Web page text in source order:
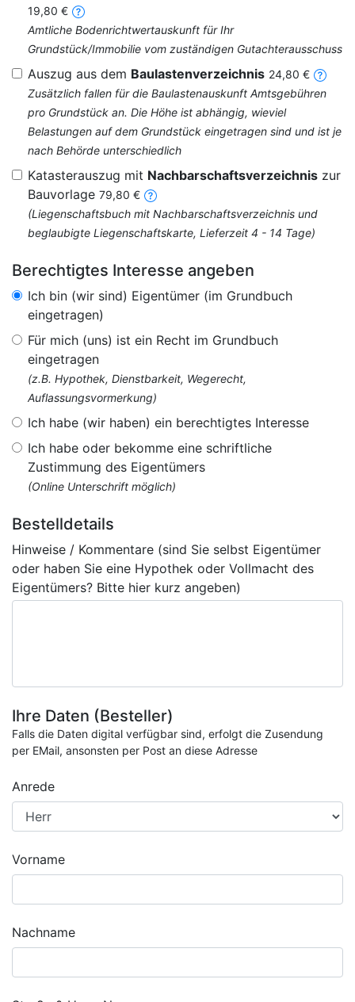
19,80 €
Amtliche Bodenrichtwertauskunft für Ihr
Grundstück/Immobilie vom zuständigen Gutachterausschuss
Auszug aus dem Baulastenverzeichnis 24,80 €
Zusätzlich fallen für die Baulastenauskunft Amtsgebühren
pro Grundstück an. Die Höhe ist abhängig, wieviel
Belastungen auf dem Grundstück eingetragen sind und ist je
nach Behörde unterschiedlich
Katasterauszug mit Nachbarschaftsverzeichnis zur
Bauvorlage 79,80 €
(Liegenschaftsbuch mit Nachbarschaftsverzeichnis und
beglaubigte Liegenschaftskarte, Lieferzeit 4 - 14 Tage)
Berechtigtes Interesse angeben
Ich bin (wir sind) Eigentümer (im Grundbuch
eingetragen)
Für mich (uns) ist ein Recht im Grundbuch
eingetragen
(z.B. Hypothek, Dienstbarkeit, Wegerecht,
Auflassungsvormerkung)
Ich habe (wir haben) ein berechtigtes Interesse
Ich habe oder bekomme eine schriftliche
Zustimmung des Eigentümers
(Online Unterschrift möglich)
Bestelldetails
Hinweise / Kommentare (sind Sie selbst Eigentümer
oder haben Sie eine Hypothek oder Vollmacht des
Eigentümers? Bitte hier kurz angeben)
Ihre Daten (Besteller)
Falls die Daten digital verfügbar sind, erfolgt die Zusendung
per EMail, ansonsten per Post an diese Adresse
Anrede
Vorname
Nachname